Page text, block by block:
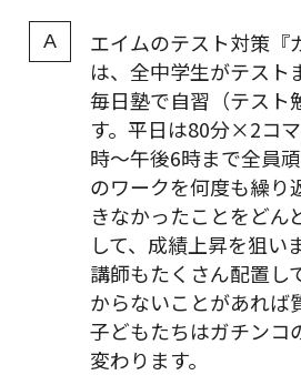
エイムのテスト対策『
は、全中学生がテスト
毎日塾で自習（テスト
す。平日は80分×2コ
時～午後6時まで全員
のワークを何度も繰り
きなかったことをどん
して、成績上昇を狙い
講師もたくさん配置し
からないことがあれば
子どもたちはガチンコ
変わります。